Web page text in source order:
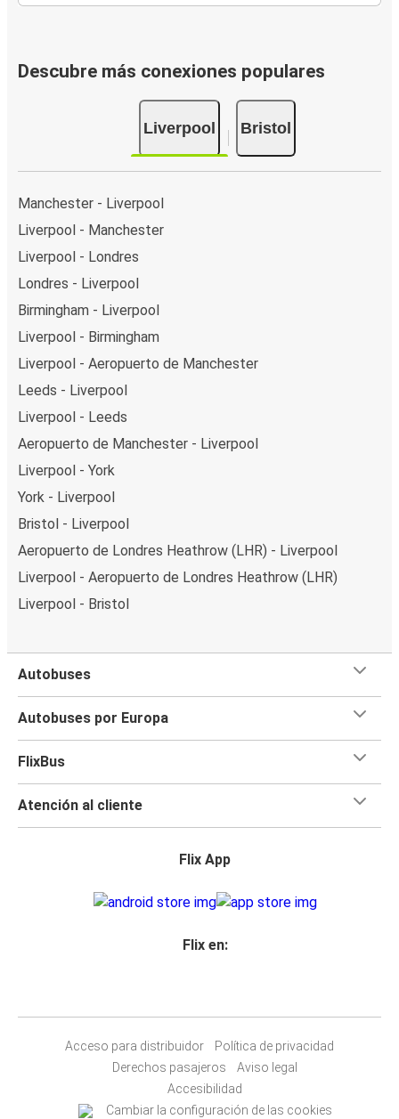
Descubre más conexiones populares
Liverpool Bristol
Manchester - Liverpool
Liverpool - Manchester
Liverpool - Londres
Londres - Liverpool
Birmingham - Liverpool
Liverpool - Birmingham
Liverpool - Aeropuerto de Manchester
Leeds - Liverpool
Liverpool - Leeds
Aeropuerto de Manchester - Liverpool
Liverpool - York
York - Liverpool
Bristol - Liverpool
Aeropuerto de Londres Heathrow (LHR) - Liverpool
Liverpool - Aeropuerto de Londres Heathrow (LHR)
Liverpool - Bristol
Autobuses
Autobuses por Europa
FlixBus
Atención al cliente
Flix App
Flix en:
Acceso para distribuidor
Política de privacidad
Derechos pasajeros
Aviso legal
Accesibilidad
Cambiar la configuración de las cookies